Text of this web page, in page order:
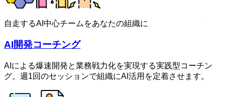
自走するAI中心チームをあなたの組織に
AI開発コーチング
AIによる爆速開発と業務戦力化を実現する実践型コーチン
グ。週1回のセッションで組織にAI活用を定着させます。